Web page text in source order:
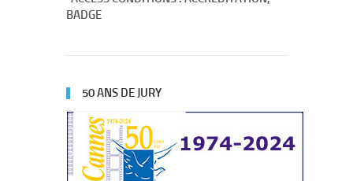
BADGE
50 ANS DE JURY